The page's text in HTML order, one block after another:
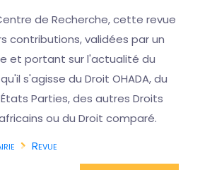
de Recherche, cette revue
contributions, validées par un
et portant sur l'actualité du
s'agisse du Droit OHADA, du
Parties, des autres Droits
ou du Droit comparé.
Revue